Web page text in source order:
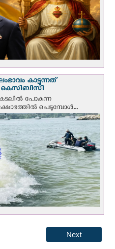
കാട്ടുന്നത്
കടലില്‍ പോകുന്ന
പെടുമ്പോള്‍...
Next